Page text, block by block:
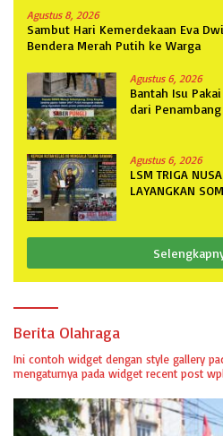
Agustus 8, 2026
Sambut Hari Kemerdekaan Eva
Bendera Merah Putih ke Warga
Agustus 6, 2026
Bantah Isu
dari
Agustus 6, 2026
LSM TRIGA
LAYANGKAN
Berita Olahraga
Ini contoh widget dengan style gallery
mengaturnya pada widget recent post